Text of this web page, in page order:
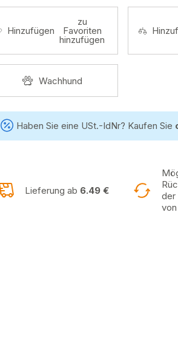
Hinzufügen
zu
Favoriten
hinzufügen
Wachhund
Haben Sie eine USt.-IdNr? Kaufen Sie
Lieferung ab 6.49 €
der
von